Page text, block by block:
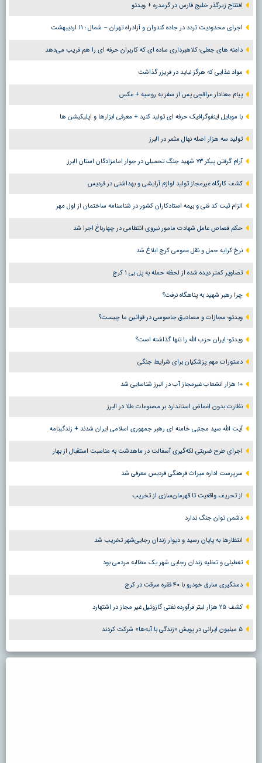
افتتاح زیرگذر خلیج فارس در گرمدره + ویدئو
اجرای محدودیت تردد در جاده کندوان و آزادراه تهران – شمال ؛ ١١ اردیبهشت
دامنه های جعلی؛ کلاهبرداری ساده ای که کاربران حرفه ای را هم فریب می‌دهد
مواد غذایی که هرگز نباید در فریزر گذاشت
پیام معنادار عراقچی پس از سفر به روسیه + عکس
با موبایل اینفوگرافیک حرفه ای تولید کنید + معرفی ابزارها و اپلیکیشن ها
تولید سه هزار اصله نهال مثمر در البرز
آرام گرفتن پیکر ۷۳ شهید جنگ تحمیلی در جوار امامزادگان استان البرز
کشف کارگاه غیرمجاز تولید لوازم آرایشی و بهداشتی در فردیس
الزام ثبت کد فنی و بیمه استادکاران کشور در شناسنامه ساختمان از اول مهر
حکم قصاص عامل شهادت مامور نیروی انتظامی در چهارباغ اجرا شد
نرخ کرایه حمل و نقل عمومی کرج ابلاغ شد
تصاویر کمتر دیده شده از لحظه حمله به پل بی ۱ کرج
چرا رهبر شهید به پناهگاه نرفت؟
ویدئو؛ مجازات و مصادیق جاسوسی در قوانین ما چیست؟
ویدئو؛ ایران حزب الله را تنها گذاشته است؟
دستورات مهم پزشکیان برای شرایط جنگی
۱۰ هزار انشعاب غیرمجاز آب در البرز شناسایی شد
نظارت بدون اغماض استاندارد بر مصنوعات طلا در البرز
آیت الله سید مجتبی خامنه ای رهبر جمهوری اسلامی ایران شدند + زندگینامه
اجرای طرح ضربتی لکه‌گیری آسفالت در ماهدشت به مناسبت استقبال از بهار
سرپرست اداره میراث فرهنگی فردیس معرفی شد
از تحریف واقعیت تا قهرمان‌سازی از تخریب
دشمن توان جنگ ندارد
انتظارها به پایان رسید و دیوار زندان رجایی‌شهر تخریب شد
تعطیلی و تخلیه زندان رجایی شهر یک مطالبه مردمی بود
دستگیری سارق خودرو با ۴۰ فقره سرقت در کرج
کشف ۲۵ هزار لیتر فرآورده نفتی گازوئیل غیر مجاز در اشتهارد
۵ میلیون ایرانی در پویش «زندگی با آیه‌ها» شرکت کردند